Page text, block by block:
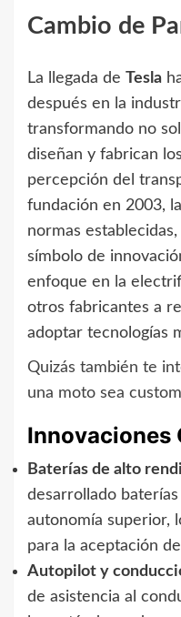
Cambio de
La llegada de Tesla
después en la
transformando no
diseñan y fabrican
percepción del
fundación en 2003,
normas
símbolo de
enfoque en la
otros fabricantes a
adoptar tecnologías
Quizás también te
una moto sea
Innovaciones
Baterías de alto
desarrollado
autonomía superior,
para la aceptación
Autopilot y
de asistencia al